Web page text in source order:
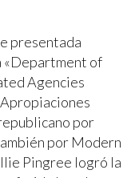
presentada
«Department of
Agencies
por
por Modern
Pingree logró la